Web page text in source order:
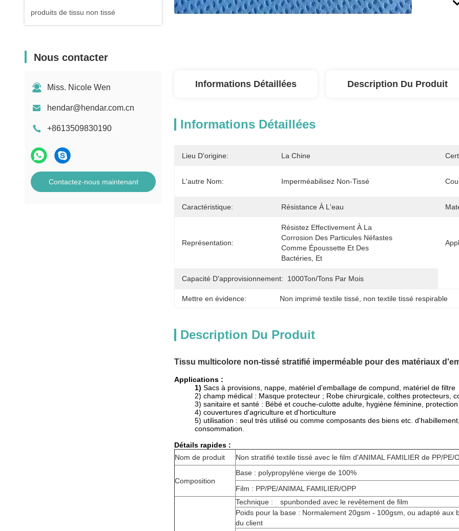
produits de tissu non tissé
Nous contacter
Miss. Nicole Wen
hendar@hendar.com.cn
+8613509830190
Contactez-nous maintenant
Informations Détaillées Description Du Produit
Informations Détaillées
Lieu D'origine: La Chine
L'autre Nom: Imperméabilisez Non-Tissé
Caractéristique: Résistance À L'eau
Représentation:
Résistez Effectivement À La
Corrosion Des Particules Néfastes
Comme Époussette Et Des
Bactéries, Et
Capacité D'approvisionnement: 1000Ton/Tons Par Mois
Mettre en évidence: Non imprimé textile tissé non textile tissé respirable
Description Du Produit
Tissu multicolore non-tissé stratifié imperméable pour des matériaux
Applications :
1) Sacs à provisions, nappe, matériel d'emballage de compund, matériel de filtre
2) champ médical : Masque protecteur ; Robe chirurgicale, colthes protecteurs,
3) sanitaire et santé : Bébé et couche-culotte adulte, hygiène féminine,
4) couvertures d'agriculture et d'horticulture
5) utilisation : seul très utilisé ou comme composants des biens etc.
consommation.
Détails rapides :
Nom de produit
Non stratifié textile tissé avec le film d'ANIMAL FAMILIER de PP/PE/
Composition
Base : polypropylène vierge de 100%
Film : PP/PE/ANIMAL FAMILIER/OPP
Technique : spunbonded avec le revêtement de film
Poids pour la base : Normalement 20gsm - 100gsm, ou adapté aux
du client